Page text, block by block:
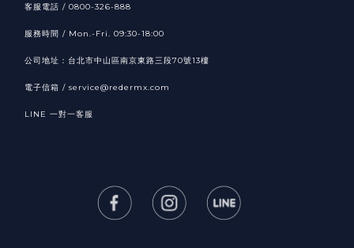
客服電話 / 0800-326-888
服務時間 / Mon.-Fri. 09:30-18:00
公司地址：台北市中山區南京東路三段70號13樓
電子信箱 / service@redermx.com
LINE 一對一客服